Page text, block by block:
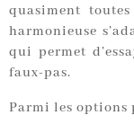
quasiment
harmonieuse
qui permet
faux-pas.
Parmi les options